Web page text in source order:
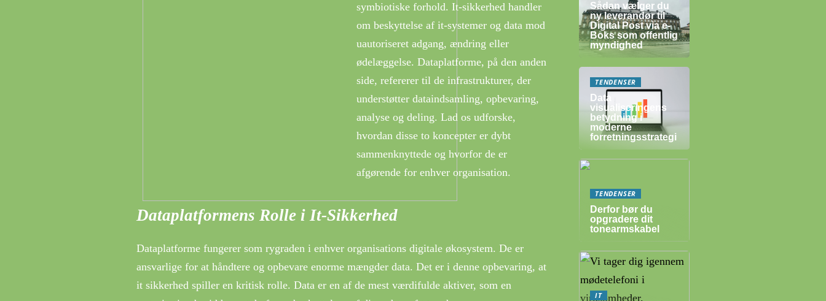
symbiotiske forhold. It-sikkerhed handler
om beskyttelse af it-systemer og data mod
uautoriseret adgang, ændring eller
ødelæggelse. Dataplatforme, på den anden
side, refererer til de infrastrukturer, der
understøtter dataindsamling, opbevaring,
analyse og deling. Lad os udforske,
hvordan disse to koncepter er dybt
sammenknyttede og hvorfor de er
afgørende for enhver organisation.
Dataplatformens Rolle i It-Sikkerhed
Dataplatforme fungerer som rygraden i enhver organisations digitale økosystem. De er
ansvarlige for at håndtere og opbevare enorme mængder data. Det er i denne opbevaring, at
it sikkerhed spiller en kritisk rolle. Data er en af de mest værdifulde aktiver, som en
Sådan vælger du
ny leverandør til
Digital Post via e-
Boks som offentlig
myndighed
TENDENSER
Data
visualiseringens
betydning i
moderne
forretningsstrategi
TENDENSER
Derfor bør du
opgradere dit
tonearmskabel
IT